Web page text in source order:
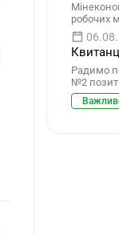
робочих
Радимо
№2